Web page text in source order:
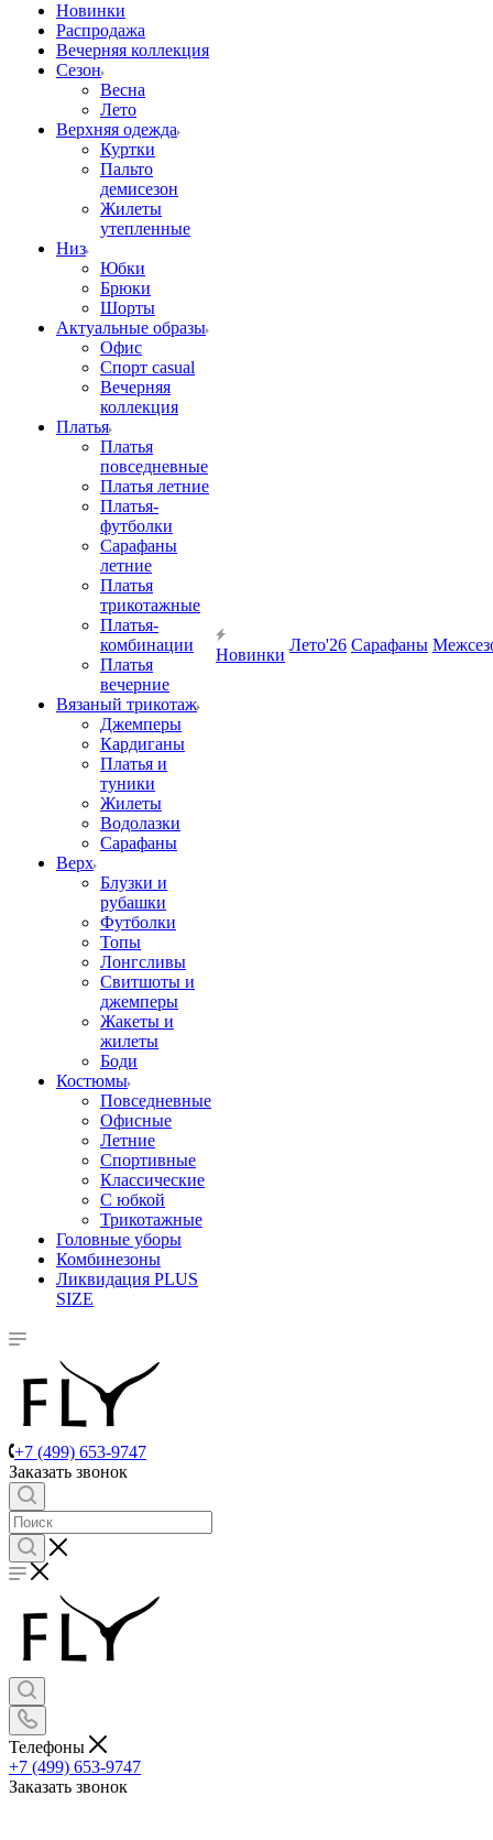
Новинки
Распродажа
Вечерняя коллекция
Сезон
Весна
Лето
Верхняя одежда
Куртки
Пальто
демисезон
Жилеты
утепленные
Низ
Юбки
Брюки
Шорты
Актуальные образы
Офис
Спорт casual
Вечерняя
коллекция
Платья
Платья
повседневные
Платья летние
Платья-
футболки
Сарафаны
летние
Платья
трикотажные
Платья-
комбинации
Платья
вечерние
Вязаный трикотаж
Джемперы
Кардиганы
Платья и
туники
Жилеты
Водолазки
Сарафаны
Верх
Блузки и
рубашки
Футболки
Топы
Лонгсливы
Свитшоты и
джемперы
Жакеты и
жилеты
Боди
Костюмы
Повседневные
Офисные
Летние
Спортивные
Классические
С юбкой
Трикотажные
Головные уборы
Комбинезоны
Ликвидация PLUS
SIZE
Новинки
Лето'26 Сарафаны
+7 (499) 653-9747
Заказать звонок
Телефоны
+7 (499) 653-9747
Заказать звонок